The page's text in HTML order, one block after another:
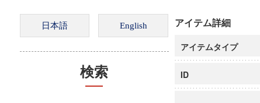
検索
アイテム詳細
アイテムタイプ
ID